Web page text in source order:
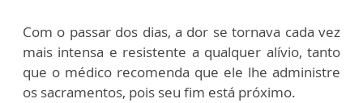
Com o passar dos dias, a dor se tornava cada vez
mais intensa e resistente a qualquer alívio, tanto
que o médico recomenda que ele lhe administre
os sacramentos, pois seu fim está próximo.